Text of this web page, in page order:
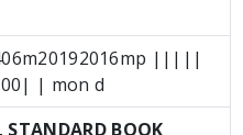
|||||
| mon d
BOOK